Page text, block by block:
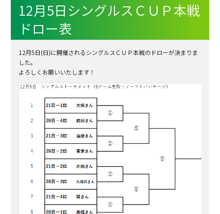
12月5日シングルスＣＵＰ本戦
ドロー表
12月5日(日)に開催されるシングルスＣＵＰ本戦のドローが決まりま
した。
よろしくお願いいたします！